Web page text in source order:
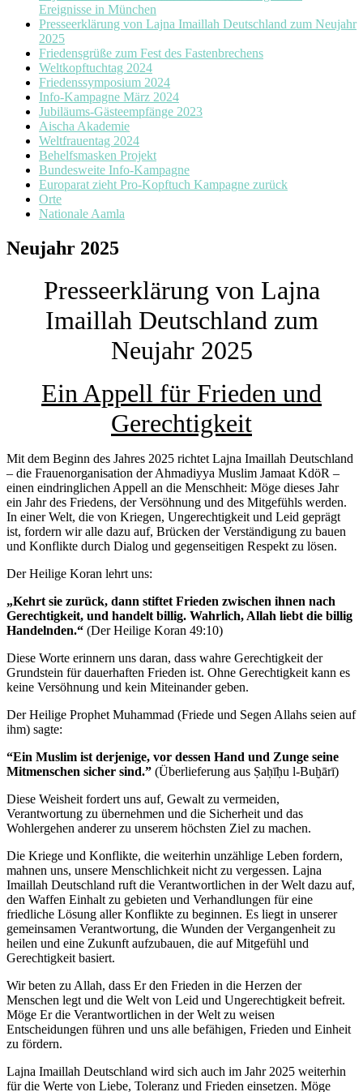
Ereignisse in München
Presseerklärung von Lajna Imaillah Deutschland zum Neujahr
2025
Friedensgrüße zum Fest des Fastenbrechens
Weltkopftuchtag 2024
Friedenssymposium 2024
Info-Kampagne März 2024
Jubiläums-Gästeempfänge 2023
Aischa Akademie
Weltfrauentag 2024
Behelfsmasken Projekt
Bundesweite Info-Kampagne
Europarat zieht Pro-Kopftuch Kampagne zurück
Orte
Nationale Aamla
Neujahr 2025
Presseerklärung von Lajna
Imaillah Deutschland zum
Neujahr 2025
Ein Appell für Frieden und
Gerechtigkeit
Mit dem Beginn des Jahres 2025 richtet Lajna Imaillah Deutschland
– die Frauenorganisation der Ahmadiyya Muslim Jamaat KdöR –
einen eindringlichen Appell an die Menschheit: Möge dieses Jahr
ein Jahr des Friedens, der Versöhnung und des Mitgefühls werden.
In einer Welt, die von Kriegen, Ungerechtigkeit und Leid geprägt
ist, fordern wir alle dazu auf, Brücken der Verständigung zu bauen
und Konflikte durch Dialog und gegenseitigen Respekt zu lösen.
Der Heilige Koran lehrt uns:
„Kehrt sie zurück, dann stiftet Frieden zwischen ihnen nach
Gerechtigkeit, und handelt billig. Wahrlich, Allah liebt die billig
Handelnden.“ (Der Heilige Koran 49:10)
Diese Worte erinnern uns daran, dass wahre Gerechtigkeit der
Grundstein für dauerhaften Frieden ist. Ohne Gerechtigkeit kann es
keine Versöhnung und kein Miteinander geben.
Der Heilige Prophet Muhammad (Friede und Segen Allahs seien auf
ihm) sagte:
“Ein Muslim ist derjenige, vor dessen Hand und Zunge seine
Mitmenschen sicher sind.” (Überlieferung aus Ṣaḥīḥu l-Buḫārī)
Diese Weisheit fordert uns auf, Gewalt zu vermeiden,
Verantwortung zu übernehmen und die Sicherheit und das
Wohlergehen anderer zu unserem höchsten Ziel zu machen.
Die Kriege und Konflikte, die weiterhin unzählige Leben fordern,
mahnen uns, unsere Menschlichkeit nicht zu vergessen. Lajna
Imaillah Deutschland ruft die Verantwortlichen in der Welt dazu auf,
den Waffen Einhalt zu gebieten und Verhandlungen für eine
friedliche Lösung aller Konflikte zu beginnen. Es liegt in unserer
gemeinsamen Verantwortung, die Wunden der Vergangenheit zu
heilen und eine Zukunft aufzubauen, die auf Mitgefühl und
Gerechtigkeit basiert.
Wir beten zu Allah, dass Er den Frieden in die Herzen der
Menschen legt und die Welt von Leid und Ungerechtigkeit befreit.
Möge Er die Verantwortlichen in der Welt zu weisen
Entscheidungen führen und uns alle befähigen, Frieden und Einheit
zu fördern.
Lajna Imaillah Deutschland wird sich auch im Jahr 2025 weiterhin
für die Werte von Liebe, Toleranz und Frieden einsetzen. Möge